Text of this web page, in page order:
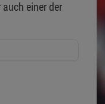
einer der